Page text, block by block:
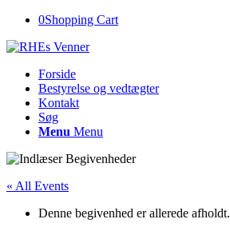
0Shopping Cart
Forside
Bestyrelse og vedtægter
Kontakt
Søg
Menu Menu
« All Events
Denne begivenhed er allerede afholdt.